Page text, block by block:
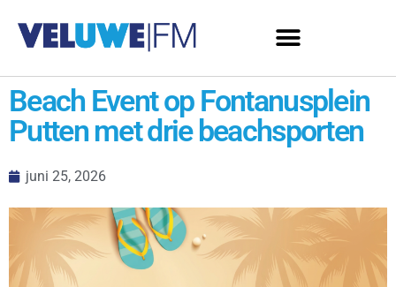
Beach Event op Fontanusplein
Putten met drie beachsporten
juni 25, 2026